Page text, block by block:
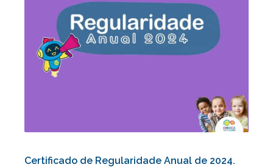
Certificado de Regularidade Anual de 2024.